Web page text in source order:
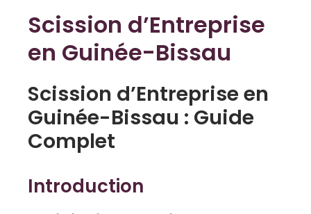
Scission d’Entreprise
en Guinée-Bissau
Scission d’Entreprise en
Guinée-Bissau : Guide
Complet
Introduction